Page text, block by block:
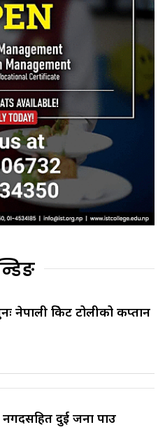
नेपाली क्रिकेट टोलीको कप्तान
दुई जना पक्राउ